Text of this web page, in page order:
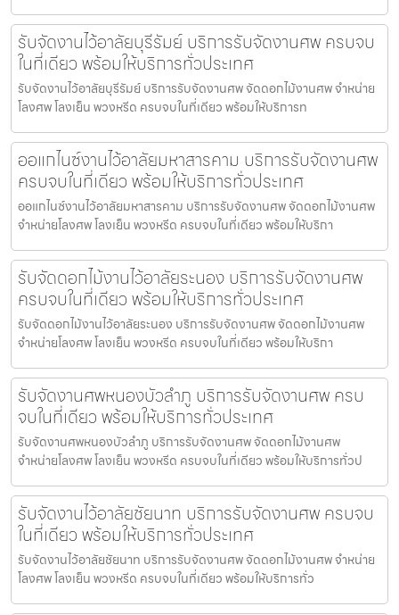
รับจัดงานไว้อาลัยบุรีรัมย์ บริการรับจัดงานศพ ครบจบ
ในที่เดียว พร้อมให้บริการทั่วประเทศ
รับจัดงานไว้อาลัยบุรีรัมย์ บริการรับจัดงานศพ จัดดอกไม้งานศพ จำหน่าย
โลงศพ โลงเย็น พวงหรีด ครบจบในที่เดียว พร้อมให้บริการท
ออแกไนซ์งานไว้อาลัยมหาสารคาม บริการรับจัดงานศพ
ครบจบในที่เดียว พร้อมให้บริการทั่วประเทศ
ออแกไนซ์งานไว้อาลัยมหาสารคาม บริการรับจัดงานศพ จัดดอกไม้งานศพ
จำหน่ายโลงศพ โลงเย็น พวงหรีด ครบจบในที่เดียว พร้อมให้บริกา
รับจัดดอกไม้งานไว้อาลัยระนอง บริการรับจัดงานศพ
ครบจบในที่เดียว พร้อมให้บริการทั่วประเทศ
รับจัดดอกไม้งานไว้อาลัยระนอง บริการรับจัดงานศพ จัดดอกไม้งานศพ
จำหน่ายโลงศพ โลงเย็น พวงหรีด ครบจบในที่เดียว พร้อมให้บริกา
รับจัดงานศพหนองบัวลำภู บริการรับจัดงานศพ ครบ
จบในที่เดียว พร้อมให้บริการทั่วประเทศ
รับจัดงานศพหนองบัวลำภู บริการรับจัดงานศพ จัดดอกไม้งานศพ
จำหน่ายโลงศพ โลงเย็น พวงหรีด ครบจบในที่เดียว พร้อมให้บริการทั่วป
รับจัดงานไว้อาลัยชัยนาท บริการรับจัดงานศพ ครบจบ
ในที่เดียว พร้อมให้บริการทั่วประเทศ
รับจัดงานไว้อาลัยชัยนาท บริการรับจัดงานศพ จัดดอกไม้งานศพ จำหน่าย
โลงศพ โลงเย็น พวงหรีด ครบจบในที่เดียว พร้อมให้บริการทั่ว